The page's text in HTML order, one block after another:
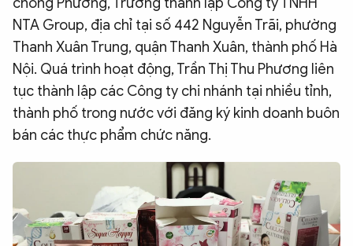
NTA Group, địa chỉ tại số 442 Nguyễn Trãi, phường
Thanh Xuân Trung, quận Thanh Xuân, thành phố Hà
Nội. Quá trình hoạt động, Trần Thị Thu Phương liên
tục thành lập các Công ty chi nhánh tại nhiều tỉnh,
thành phố trong nước với đăng ký kinh doanh buôn
bán các thực phẩm chức năng.